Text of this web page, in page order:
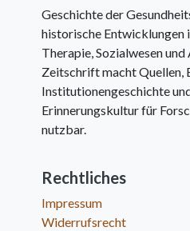
Geschichte der
historische Entwicklungen
Therapie, Sozialwesen
Zeitschrift macht Quellen,
Institutionengeschichte
Erinnerungskultur für
nutzbar.
Rechtliches
Impressum
Widerrufsrecht